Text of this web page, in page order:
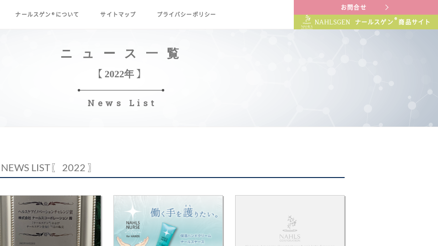
ナールスゲン ® について サイトマップ プライバシーポリシー
お問合せ
ナールスゲン ® 商品サイト
ニュース一覧
【 2022年 】
News List
NEWS LIST〖 2022 〗